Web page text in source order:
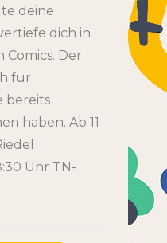
deine
dich in
Der
für
bereits
haben. Ab 11
Uhr TN-